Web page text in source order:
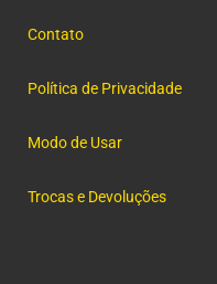
Contato
Política de Privacidade
Modo de Usar
Trocas e Devoluções